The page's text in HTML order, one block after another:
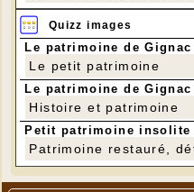
Quizz images
Le patrimoine de Gignac
Le petit patrimoine
Le patrimoine de Gignac
Histoire et patrimoine
Petit patrimoine insolite
Patrimoine restauré,